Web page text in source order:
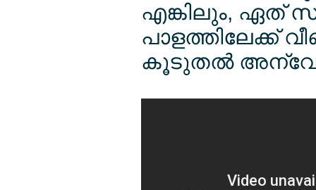
എങ്കിലും, ഏത്
പാളത്തിലേക്ക്
കൂടുതല്‍